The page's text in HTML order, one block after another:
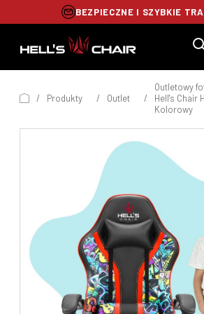
BEZPIECZNE I SZYBKIE
/ Produkty / Outlet /
Outletowy
Hell's Chair
Kolorowy